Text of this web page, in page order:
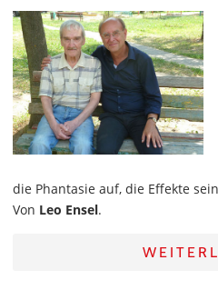
die Phantasie auf, die Effekte
Von Leo Ensel.